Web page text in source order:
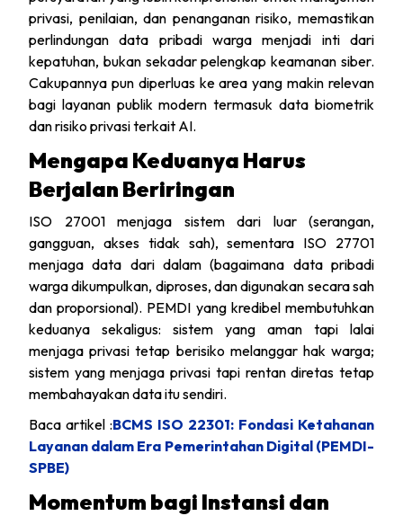
privasi, penilaian, dan penanganan risiko, memastikan
perlindungan data pribadi warga menjadi inti dari
kepatuhan, bukan sekadar pelengkap keamanan siber.
Cakupannya pun diperluas ke area yang makin relevan
bagi layanan publik modern termasuk data biometrik
dan risiko privasi terkait AI.
Mengapa Keduanya Harus
Berjalan Beriringan
ISO 27001 menjaga sistem dari luar (serangan,
gangguan, akses tidak sah), sementara ISO 27701
menjaga data dari dalam (bagaimana data pribadi
warga dikumpulkan, diproses, dan digunakan secara sah
dan proporsional). PEMDI yang kredibel membutuhkan
keduanya sekaligus: sistem yang aman tapi lalai
menjaga privasi tetap berisiko melanggar hak warga;
sistem yang menjaga privasi tapi rentan diretas tetap
membahayakan data itu sendiri.
Baca artikel :BCMS ISO 22301: Fondasi Ketahanan
Layanan dalam Era Pemerintahan Digital (PEMDI-
SPBE)
Momentum bagi Instansi dan